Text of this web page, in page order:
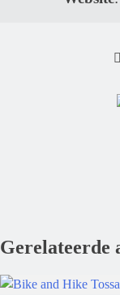
Gerelateerde